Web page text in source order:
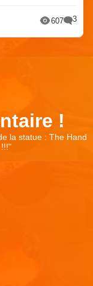
607 3
!
la statue : The Hand
"